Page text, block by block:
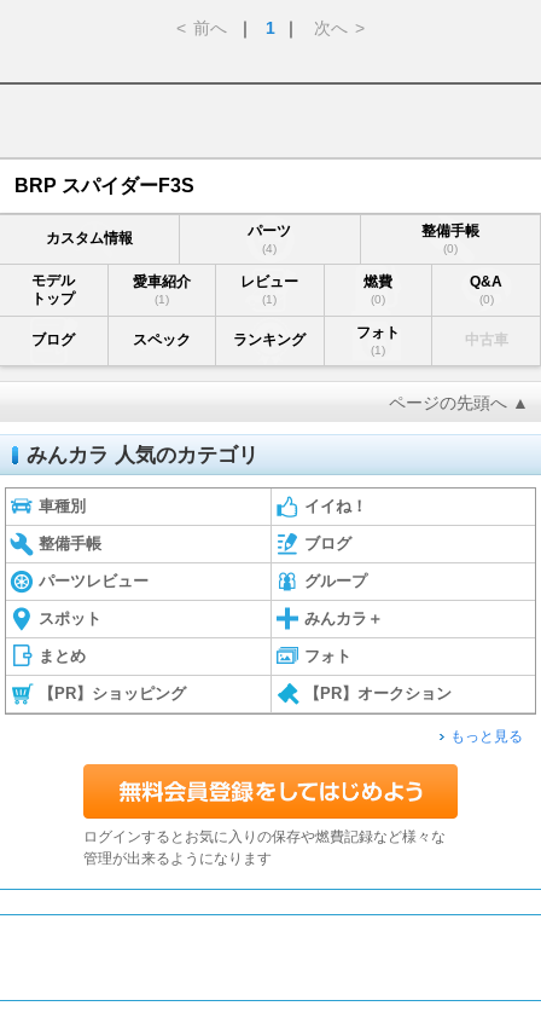
< 前へ ｜ 1 ｜ 次へ >
BRP スパイダーF3S
カスタム情報 パーツ
(4)
整備手帳
(0)
モデル
トップ
愛車紹介
(1)
レビュー
(1)
燃費
(0)
Q&A
(0)
ブログ スペック ランキング フォト
(1)
中古車
ページの先頭へ ▲
みんカラ 人気のカテゴリ
車種別 イイね！
整備手帳 ブログ
パーツレビュー グループ
スポット みんカラ＋
まとめ フォト
【PR】ショッピング 【PR】オークション
もっと見る
ログインするとお気に入りの保存や燃費記録など様々な
管理が出来るようになります